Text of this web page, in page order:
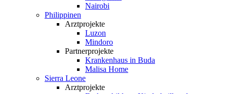
Nairobi
Philippinen
Arztprojekte
Luzon
Mindoro
Partnerprojekte
Krankenhaus in Buda
Malisa Home
Sierra Leone
Arztprojekte